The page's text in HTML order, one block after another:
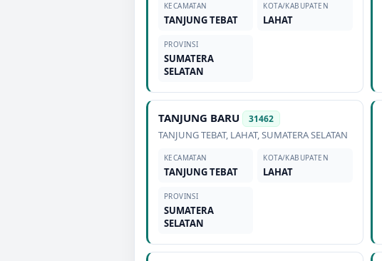
KECAMATAN
TANJUNG TEBAT
KOTA/KABUPATEN
LAHAT
PROVINSI
SUMATERA
SELATAN
TANJUNG BARU 31462
TANJUNG TEBAT, LAHAT,SUMATERA SELATAN
KECAMATAN
TANJUNG TEBAT
KOTA/KABUPATEN
LAHAT
PROVINSI
SUMATERA
SELATAN